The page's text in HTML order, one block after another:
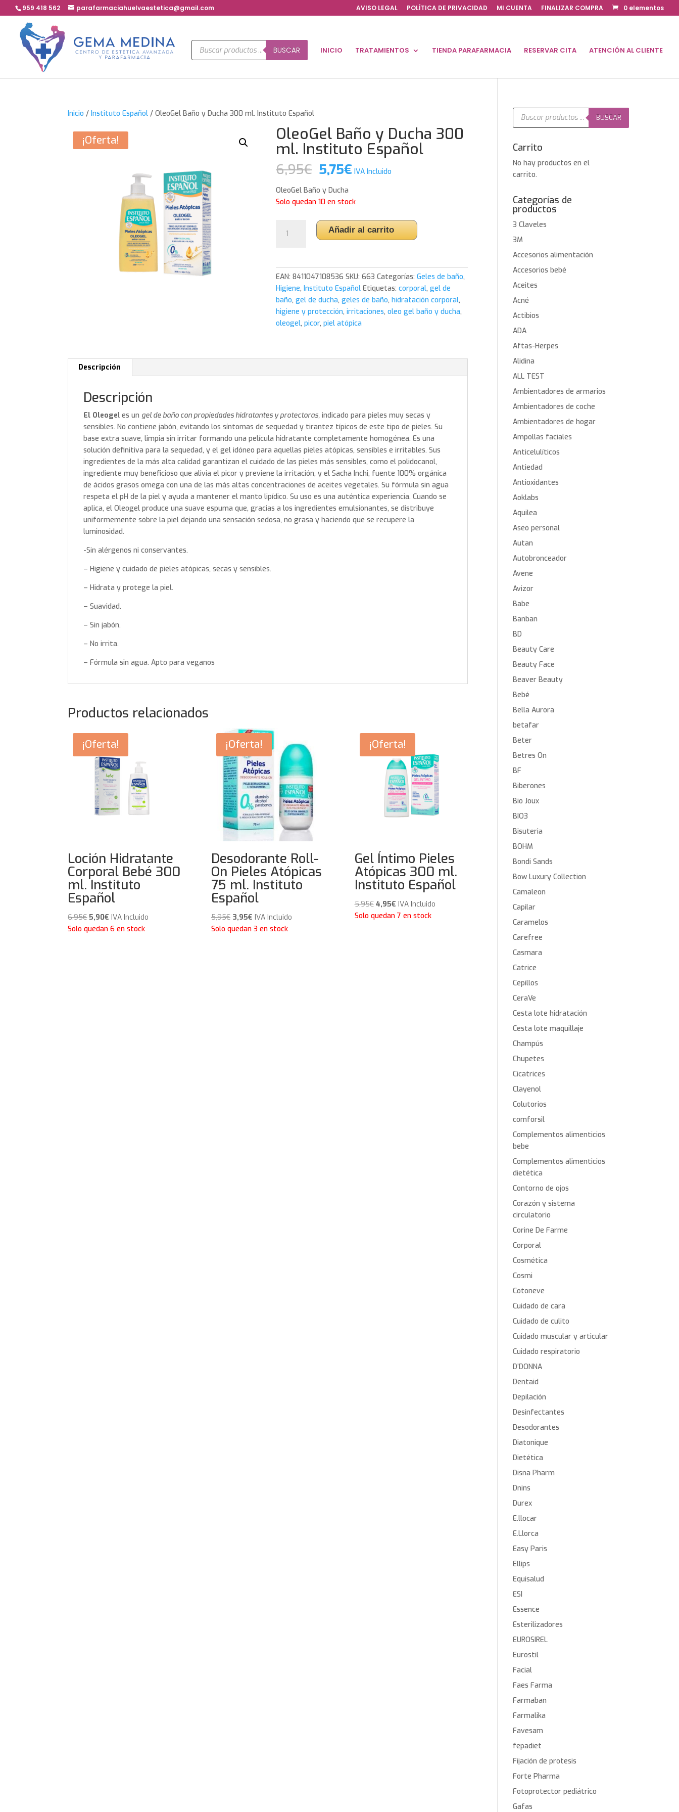
959 418 562 parafarmaciahuelvaestetica@gmail.com AVISO LEGAL POLÍTICA DE PRIVACIDAD MI CUENTA FINALIZAR COMPRA 0 elementos
Búsqueda
de
productos
BUSCAR INICIO TRATAMIENTOS TIENDA PARAFARMACIA RESERVAR CITA ATENCIÓN AL CLIENTE
Inicio /Instituto Español / OleoGel Baño y Ducha 300 ml. Instituto Español
¡Oferta! OleoGel Baño y Ducha 300
ml. Instituto Español
6,95€ El
precio
original
era:
6,95€.
5,75€El
es:
5,75€.
IVA Incluido
OleoGel Baño y Ducha
Solo quedan 10 en stock
Baño
300
ml.
Instituto
Español
cantidad
Añadir al carrito
EAN:8411047108536 SKU:663 Categorías:Geles de baño,
Higiene,Instituto Español Etiquetas:corporal,gel de
baño,gel de ducha,geles de baño,hidratación corporal,
higiene y protección,irritaciones,oleo gel baño y ducha,
oleogel,picor,piel atópica
Descripción
Descripción
El Oleogel es un gel de baño con propiedades hidratantes y protectoras, indicado para pieles muy secas y
sensibles. No contiene jabón, evitando los síntomas de sequedad y tirantez típicos de este tipo de pieles. Su
base extra suave, limpia sin irritar formando una película hidratante completamente homogénea. Es una
solución definitiva para la sequedad, y el gel idóneo para aquellas pieles atópicas, sensibles e irritables. Sus
ingredientes de la más alta calidad garantizan el cuidado de las pieles más sensibles, como el polidocanol,
ingrediente muy beneficioso que alivia el picor y previene la irritación, y el Sacha Inchi, fuente 100% orgánica
de ácidos grasos omega con una de las más altas concentraciones de aceites vegetales. Su fórmula sin agua
respeta el pH de la piel y ayuda a mantener el manto lipídico. Su uso es una auténtica experiencia. Cuando se
aplica, el Oleogel produce una suave espuma que, gracias a los ingredientes emulsionantes, se distribuye
uniformemente sobre la piel dejando una sensación sedosa, no grasa y haciendo que se recupere la
luminosidad.
-Sin alérgenos ni conservantes.
– Higiene y cuidado de pieles atópicas, secas y sensibles.
– Hidrata y protege la piel.
– Suavidad.
– Sin jabón.
– No irrita.
– Fórmula sin agua. Apto para veganos
Productos relacionados
¡Oferta!
Loción Hidratante
Corporal Bebé 300
ml. Instituto
Español
6,95€El
precio
5,90€ El
precio
IVA Incluido
Solo quedan 6 en stock
¡Oferta!
Desodorante Roll-
On Pieles Atópicas
75 ml. Instituto
Español
5,95€ El
precio
3,95€El
precio
IVA Incluido
Solo quedan 3 en stock
¡Oferta!
Gel Íntimo Pieles
Atópicas 300 ml.
Instituto Español
5,95€ El
precio
4,95€El
precio
IVA Incluido
Solo quedan 7 en stock
Búsqueda
productos
BUSCAR
Carrito
No hay productos en el
carrito.
Categorías de
productos
3 Claveles
3M
Accesorios alimentación
Accesorios bebé
Aceites
Acné
Actibios
ADA
Aftas-Herpes
Alidina
ALL TEST
Ambientadores de armarios
Ambientadores de coche
Ambientadores de hogar
Ampollas faciales
Anticelulíticos
Antiedad
Antioxidantes
Aoklabs
Aquilea
Aseo personal
Autan
Autobronceador
Avene
Avizor
Babe
Banban
BD
Beauty Care
Beauty Face
Beaver Beauty
Bebé
Bella Aurora
betafar
Beter
Betres On
BF
Biberones
Bio Joux
BIO3
Bisuteria
BOHM
Bondi Sands
Bow Luxury Collection
Camaleon
Capilar
Caramelos
Carefree
Casmara
Catrice
Cepillos
CeraVe
Cesta lote hidratación
Cesta lote maquillaje
Champús
Chupetes
Cicatrices
Clayenol
Colutorios
comforsil
Complementos alimenticios
bebe
Complementos alimenticios
dietética
Contorno de ojos
Corazón y sistema
circulatorio
Corine De Farme
Corporal
Cosmética
Cosmi
Cotoneve
Cuidado de cara
Cuidado de culito
Cuidado muscular y articular
Cuidado respiratorio
D’DONNA
Dentaid
Depilación
Desinfectantes
Desodorantes
Diatonique
Dietética
Disna Pharm
Dnins
Durex
E.llocar
E.Llorca
Easy Paris
Ellips
Equisalud
ESI
Essence
Esterilizadores
EUROSIREL
Eurostil
Facial
Faes Farma
Farmaban
Farmalika
Favesam
fepadiet
Fijación de protesis
Forte Pharma
Fotoprotector pediátrico
Gafas